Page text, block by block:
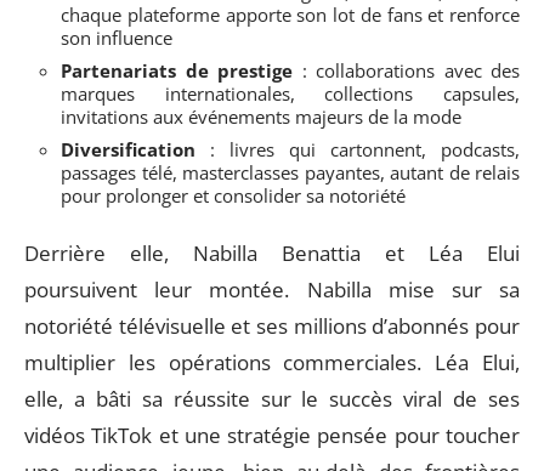
chaque plateforme apporte son lot de fans et renforce
son influence
Partenariats de prestige : collaborations avec des
marques internationales, collections capsules,
invitations aux événements majeurs de la mode
Diversification : livres qui cartonnent, podcasts,
passages télé, masterclasses payantes, autant de relais
pour prolonger et consolider sa notoriété
Derrière elle, Nabilla Benattia et Léa Elui
poursuivent leur montée. Nabilla mise sur sa
notoriété télévisuelle et ses millions d’abonnés pour
multiplier les opérations commerciales. Léa Elui,
elle, a bâti sa réussite sur le succès viral de ses
vidéos TikTok et une stratégie pensée pour toucher